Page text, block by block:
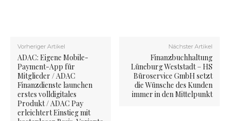
Vorheriger Artikel
ADAC: Eigene Mobile-
Payment-App für
Mitglieder / ADAC
Finanzdienste launchen
erstes volldigitales
Produkt / ADAC Pay
erleichtert Einstieg mit
Nächster Artikel
Finanzbuchhaltung
Lüneburg Weststadt – HS
Büroservice GmbH setzt
die Wünsche des Kunden
immer in den Mittelpunkt